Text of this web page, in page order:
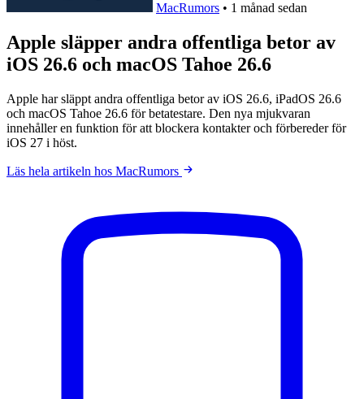
MacRumors • 1 månad sedan
Apple släpper andra offentliga betor av
iOS 26.6 och macOS Tahoe 26.6
Apple har släppt andra offentliga betor av iOS 26.6, iPadOS 26.6
och macOS Tahoe 26.6 för betatestare. Den nya mjukvaran
innehåller en funktion för att blockera kontakter och förbereder för
iOS 27 i höst.
Läs hela artikeln hos MacRumors